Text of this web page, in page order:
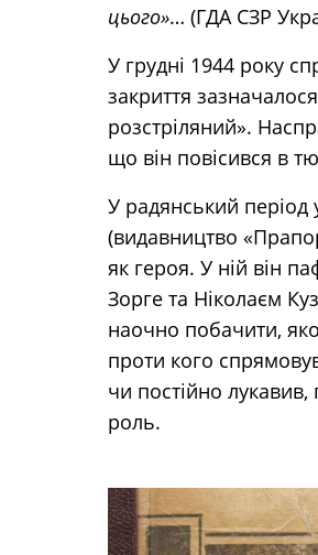
цього»… (ГДА СЗР
У грудні 1944 року
закриття
розстріляний».
що він повісився в
У радянський період
(видавництво
як героя. У ній він
Зорге та Ніколаєм
наочно побачити,
проти кого
чи постійно
роль.